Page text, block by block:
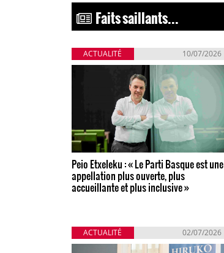
Faits saillants...
ACTUALITÉ 10/07/2026
Peio Etxeleku : « Le Parti Basque est une
appellation plus ouverte, plus
accueillante et plus inclusive »
ACTUALITÉ 02/07/2026